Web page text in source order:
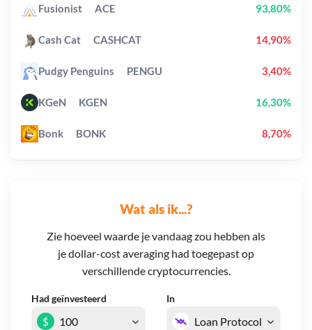
Wat als ik...?
Zie hoeveel waarde je vandaag zou hebben als
je dollar-cost averaging had toegepast op
verschillende cryptocurrencies.
Had geïnvesteerd In
$
Fusionist ACE 93,80%
Cash Cat CASHCAT 14,90%
Pudgy Penguins PENGU 3,40%
KGeN KGEN 16,30%
Bonk BONK 8,70%